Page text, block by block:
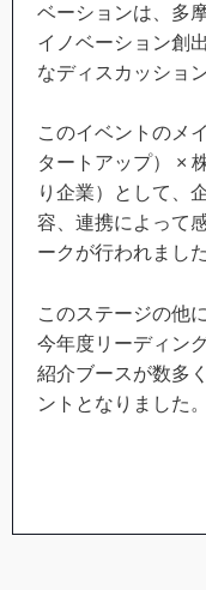
ベーションは、多
イノベーション創
なディスカッショ
このイベントのメ
タートアップ） ×
り企業）として、
容、連携によって
ークが行われました
このステージの他
今年度リーディン
紹介ブースが数多
ントとなりました。